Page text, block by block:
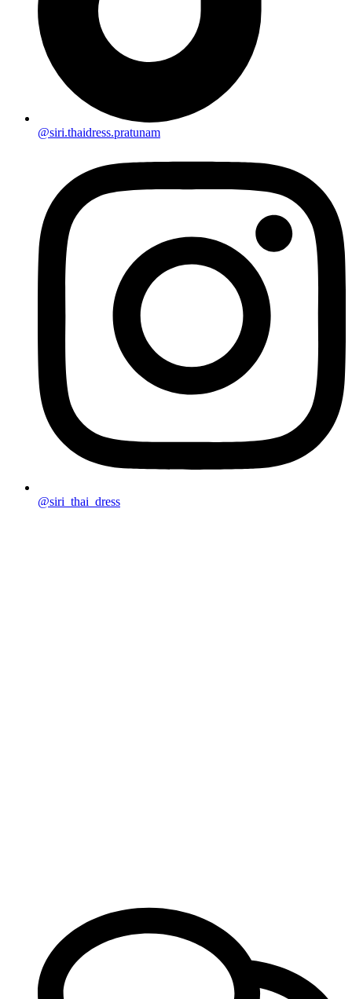
@siri.thaidress.pratunam
@siri_thai_dress